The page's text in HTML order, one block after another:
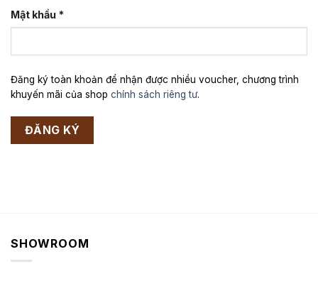
Mật khẩu *
Đăng ký toàn khoản để nhận được nhiều voucher, chương trình
khuyến mãi của shop chính sách riêng tư.
ĐĂNG KÝ
SHOWROOM